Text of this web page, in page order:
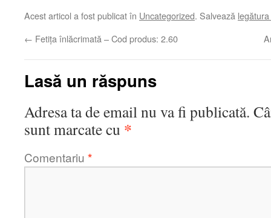
Acest articol a fost publicat în Uncategorized. Salvează
← Fetița înlăcrimată – Cod produs: 2.60
Lasă un răspuns
Adresa ta de email nu va fi publicată.
sunt marcate cu *
Comentariu *